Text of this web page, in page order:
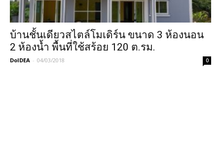
บ้านชั้นเดียวสไตล์โมเดิร์น ขนาด 3 ห้องนอน
2 ห้องน้ำ พื้นที่ใช้สร้อย 120 ต.รม.
DoIDEA - 04/03/2018 0